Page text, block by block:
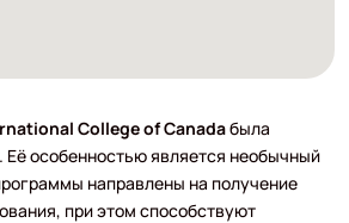
College of Canadaбыла
Её особенностью является необычный
направлены на получение
при этом способствуют